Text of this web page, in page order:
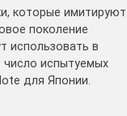
которые имитируют
поколение
использовать в
число испытуемых
для Японии.